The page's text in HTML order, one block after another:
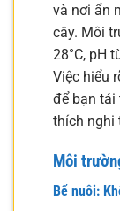
và nơi ẩn
cây. Môi
28°C, pH
Việc hiểu
để bạn tái
thích nghi
Môi
Bể nuôi: